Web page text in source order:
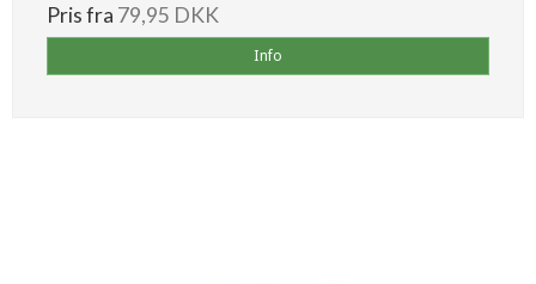
Pris fra 79,95 DKK
Info